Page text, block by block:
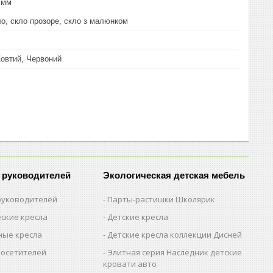
мм
скло прозоре, скло з малюнком
Червоний
кресла
кресла
Экологическая детская мебель
Парты-растишки Школярик
Детские кресла
Детские кресла коллекции Дисней
Элитная серия Наследник детские
кровати авто